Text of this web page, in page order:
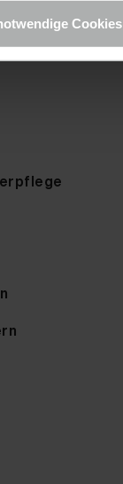
Cookies